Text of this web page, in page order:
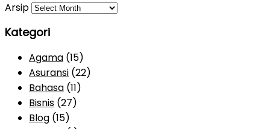
Arsip
Kategori
Agama (15)
Asuransi (22)
Bahasa (11)
Bisnis (27)
Blog (15)